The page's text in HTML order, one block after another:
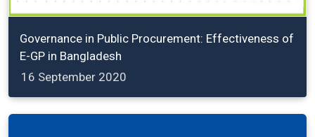
Governance in Public Procurement: Effectiveness of
E-GP in Bangladesh
16 September 2020